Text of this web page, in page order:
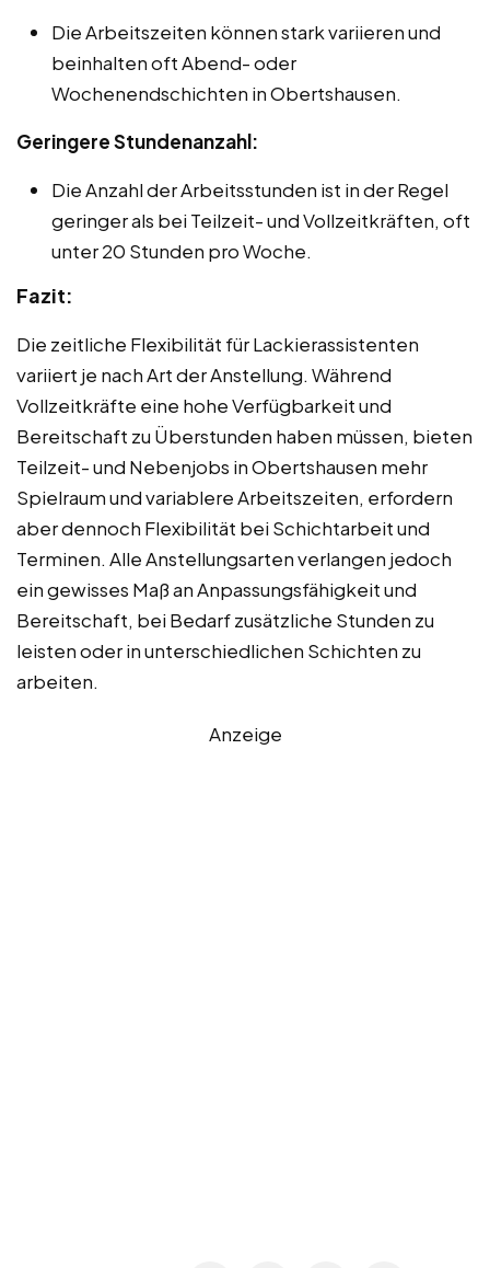
Die Arbeitszeiten können stark variieren und
beinhalten oft Abend- oder
Wochenendschichten in Obertshausen.
Geringere Stundenanzahl:
Die Anzahl der Arbeitsstunden ist in der Regel
geringer als bei Teilzeit- und Vollzeitkräften, oft
unter 20 Stunden pro Woche.
Fazit:
Die zeitliche Flexibilität für Lackierassistenten
variiert je nach Art der Anstellung. Während
Vollzeitkräfte eine hohe Verfügbarkeit und
Bereitschaft zu Überstunden haben müssen, bieten
Teilzeit- und Nebenjobs in Obertshausen mehr
Spielraum und variablere Arbeitszeiten, erfordern
aber dennoch Flexibilität bei Schichtarbeit und
Terminen. Alle Anstellungsarten verlangen jedoch
ein gewisses Maß an Anpassungsfähigkeit und
Bereitschaft, bei Bedarf zusätzliche Stunden zu
leisten oder in unterschiedlichen Schichten zu
arbeiten.
Anzeige